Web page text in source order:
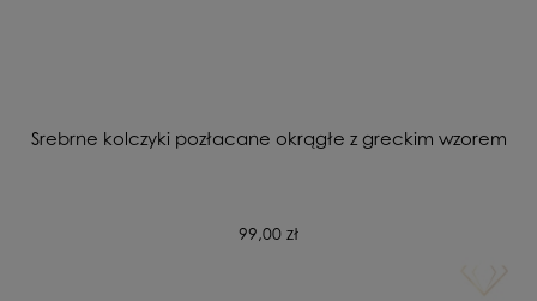
Srebrne kolczyki pozłacane okrągłe z greckim wzorem
99,00 zł